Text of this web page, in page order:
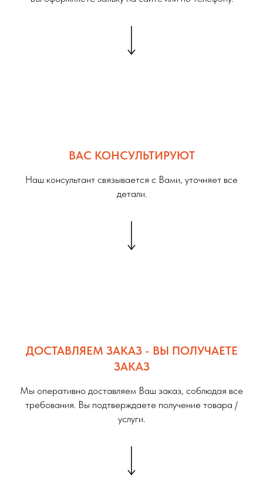
ВАС КОНСУЛЬТИРУЮТ
Наш консультант связывается с Вами, уточняет все
детали.
ДОСТАВЛЯЕМ ЗАКАЗ - ВЫ ПОЛУЧАЕТЕ
ЗАКАЗ
Мы оперативно доставляем Ваш заказ, соблюдая все
требования. Вы подтверждаете получение товара /
услуги.